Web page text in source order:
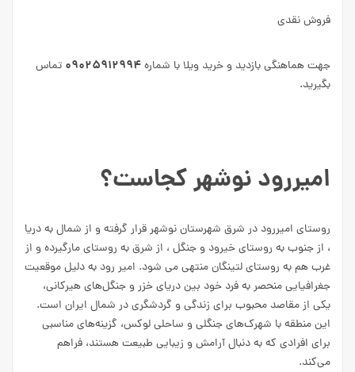
فروش نقدی
جهت هماهنگی بازدید و خرید ویلا با شماره۰۹۰۲۵۹۱۲۹۹۴ تماس
بگیرید.
امیررود نوشهر کجاست؟
روستای امیررود در شرق شهرستان نوشهر قرار گرفته و از شمال به دریا
، از جنوب به روستای خیرود و جنگل ، از شرق به روستای مارگیرده و از
غرب هم به روستای لتینگان منتهی می شود. امیر رود به دلیل موقعیت
جغرافیایی منحصر به فرد خود بین دریای خزر و جنگل‌های هیرکانی،
یکی از مقاصد محبوب برای زندگی و گردشگری در شمال ایران است.
این منطقه با شهرک‌های جنگلی و ساحلی لوکس، گزینه‌های مناسبی
برای افرادی که به دنبال آرامش و زیبایی طبیعت هستند، فراهم
می‌کند.